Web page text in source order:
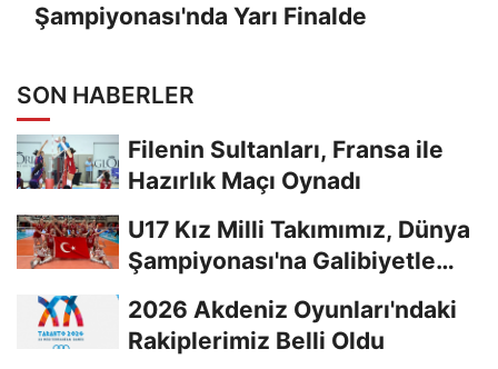
Şampiyonası'nda Yarı Finalde
SON HABERLER
Filenin Sultanları, Fransa ile
Hazırlık Maçı Oynadı
U17 Kız Milli Takımımız, Dünya
Şampiyonası'na Galibiyetle
2026 Akdeniz Oyunları'ndaki
Rakiplerimiz Belli Oldu